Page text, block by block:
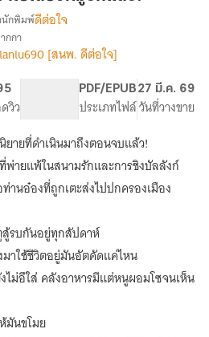
วัน
เลี้ยง
หมู
อีก
แล้ว!
นักพิมพ์ดีต่อใจ
กกา
[สนพ. ดีต่อใจ]
วิว
PDF/EPUB
ประเภทไฟล์
27 มี.ค. 69
วันที่วางขาย
ยายที่ดำเนินมาถึงตอนจบแล้ว!
พ่ายแพ้ในสนามรักและการชิงบัลลังก์
านอ๋องที่ถูกเตะส่งไปปกครองเมือง
สู้รบกันอยู่ทุกสัปดาห์
าใช้ชีวิตอยู่มันอัตคัดแค่ไหน
ไม่อึใส่ คลังอาหารมีแต่หนูผอมโซจนเห็น
มันขโมย